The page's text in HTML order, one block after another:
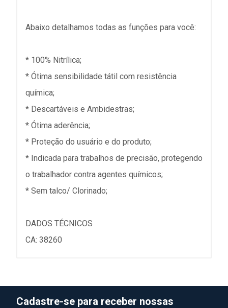
Abaixo detalhamos todas as funções para você:
* 100% Nitrílica;
* Ótima sensibilidade tátil com resistência
química;
* Descartáveis e Ambidestras;
* Ótima aderência;
* Proteção do usuário e do produto;
* Indicada para trabalhos de precisão, protegendo
o trabalhador contra agentes químicos;
* Sem talco/ Clorinado;
DADOS TÉCNICOS
CA: 38260
Cadastre-se para receber nossas